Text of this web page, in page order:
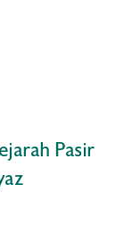
Pasir